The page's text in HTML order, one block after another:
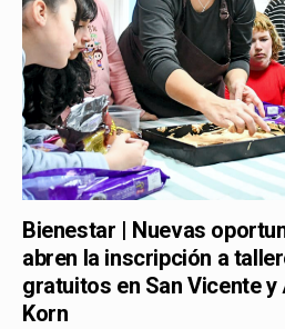
Bienestar | Nuevas
abren la inscripción a
gratuitos en San Vicente y
Korn